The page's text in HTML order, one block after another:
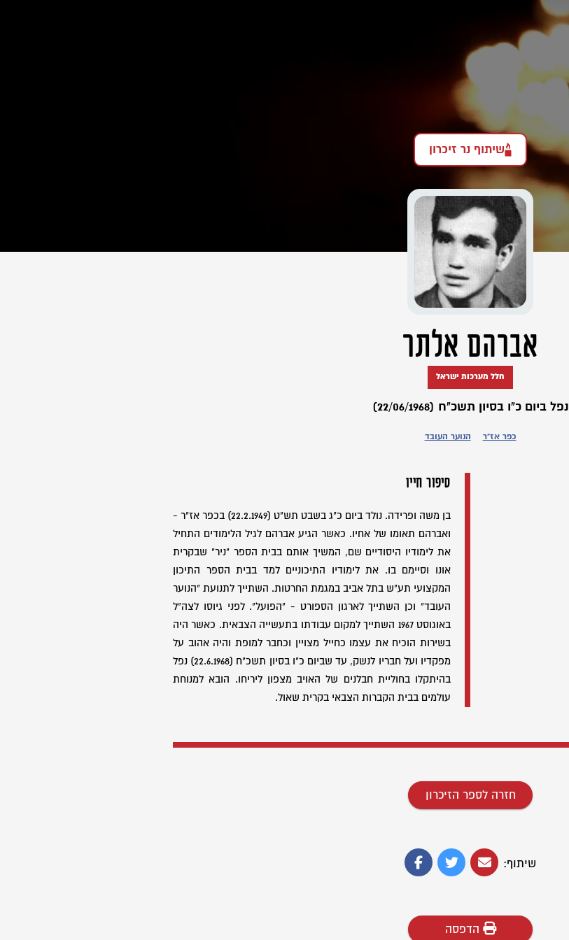
שיתוף נר זיכרון
אברהם אלתר
חלל מערכות ישראל
נפל ביום כ"ו בסיון תשכ"ח (22/06/1968)
כפר אז"ר הנוער העובד
סיפור חייו
בן משה ופרידה. נולד ביום כ"ג בשבט תש"ט (22.2.1949) בכפר אז"ר -
ואברהם תאומו של אחיו. כאשר הגיע אברהם לגיל הלימודים התחיל
את לימודיו היסודיים שם, המשיך אותם בבית הספר "ניר" שבקרית
אונו וסיימם בו. את לימודיו התיכוניים למד בבית הספר התיכון
המקצועי תע"ש בתל אביב במגמת החרטות. השתייך לתנועת "הנוער
העובד" וכן השתייך לארגון הספורט - "הפועל". לפני גיוסו לצה"ל
באוגוסט 1967 השתייך למקום עבודתו בתעשייה הצבאית. כאשר היה
בשירות הוכיח את עצמו כחייל מצויין וכחבר למופת והיה אהוב על
מפקדיו ועל חבריו לנשק, עד שביום כ"ו בסיון תשכ"ח (22.6.1968) נפל
בהיתקלו בחוליית חבלנים של האויב מצפון ליריחו. הובא למנוחת
עולמים בבית הקברות הצבאי בקרית שאול.
חזרה לספר הזיכרון
שיתוף:
הדפסה